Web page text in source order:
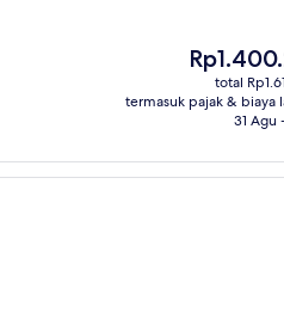
Harga
sekarang
Rp1.400.220
total
termasuk pajak & biaya
31 Agu